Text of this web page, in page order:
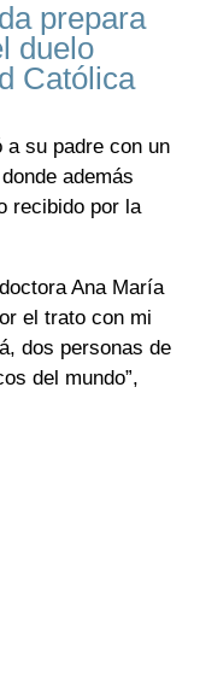
prepara
duelo
Católica
a su padre con un
además
recibido por la
Ana María
el trato con mi
dos personas de
del mundo”,